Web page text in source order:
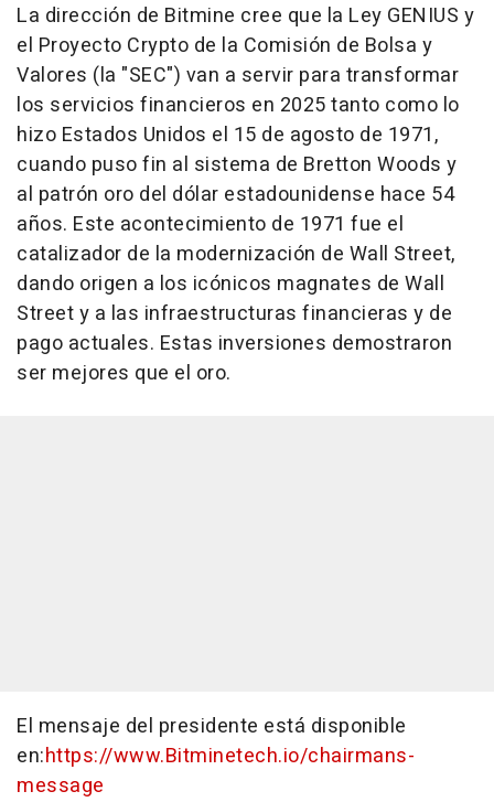
La dirección de Bitmine cree que la Ley GENIUS y
el Proyecto Crypto de la Comisión de Bolsa y
Valores (la "SEC") van a servir para transformar
los servicios financieros en 2025 tanto como lo
hizo Estados Unidos el 15 de agosto de 1971,
cuando puso fin al sistema de Bretton Woods y
al patrón oro del dólar estadounidense hace 54
años. Este acontecimiento de 1971 fue el
catalizador de la modernización de Wall Street,
dando origen a los icónicos magnates de Wall
Street y a las infraestructuras financieras y de
pago actuales. Estas inversiones demostraron
ser mejores que el oro.
El mensaje del presidente está disponible
en:https://www.Bitminetech.io/chairmans-
message